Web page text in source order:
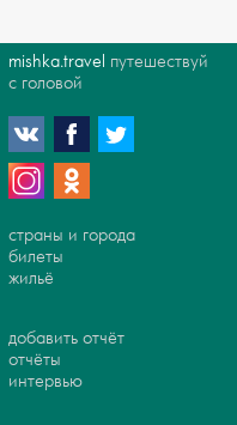
mishka.travel путешествуй
с головой
страны и города
билеты
жильё
добавить отчёт
отчёты
интервью